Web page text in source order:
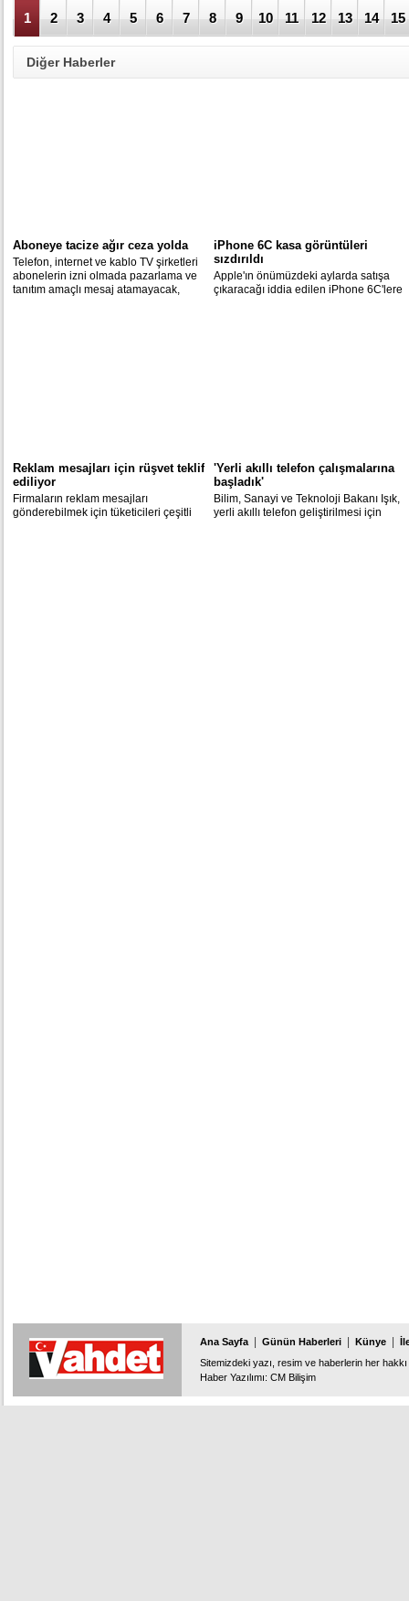
1 2 3 4 5 6 7 8 9 10 11 12 13 14 15
Diğer Haberler
Aboneye tacize ağır ceza yolda
Telefon, internet ve kablo TV şirketleri
abonelerin izni olmada pazarlama ve
tanıtım amaçlı mesaj atamayacak,
iPhone 6C kasa görüntüleri
sızdırıldı
Apple'ın önümüzdeki aylarda satışa
çıkaracağı iddia edilen iPhone 6C'lere
Reklam mesajları için rüşvet teklif
ediliyor
Firmaların reklam mesajları
gönderebilmek için tüketicileri çeşitli
'Yerli akıllı telefon çalışmalarına
başladık'
Bilim, Sanayi ve Teknoloji Bakanı Işık,
yerli akıllı telefon geliştirilmesi için
Ana Sayfa Günün Haberleri Künye
Sitemizdeki yazı, resim ve haberlerin her
Haber Yazılımı: CM Bilişim